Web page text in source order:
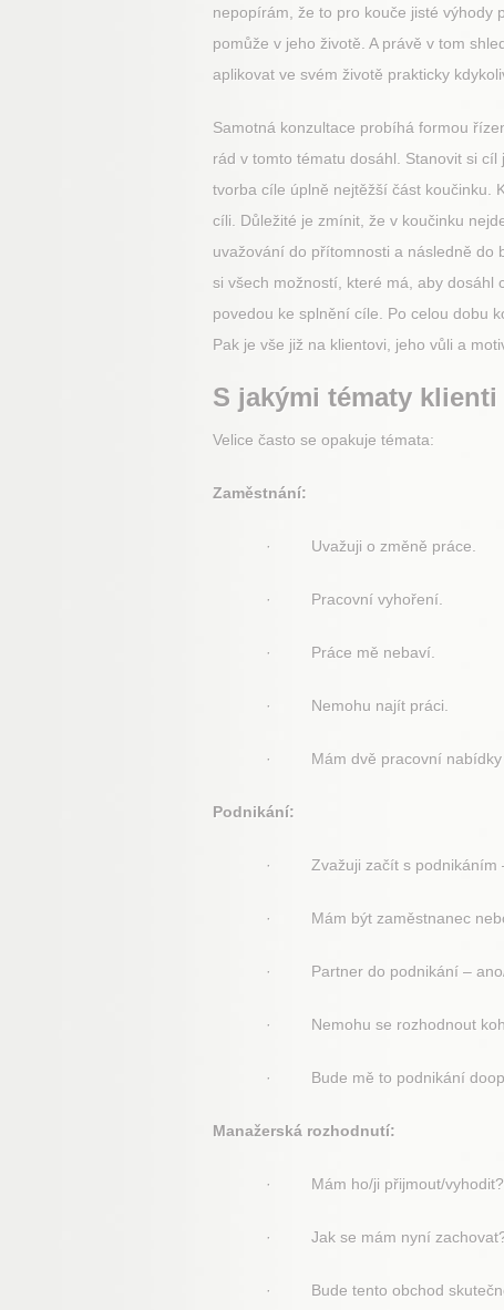
nepopírám, že to pro kouče jisté výhody
pomůže v jeho životě. A právě v tom
aplikovat ve svém životě prakticky
Samotná konzultace probíhá formou
rád v tomto tématu dosáhl. Stanovit si
tvorba cíle úplně nejtěžší část koučinku.
cíli. Důležité je zmínit, že v koučinku
uvažování do přítomnosti a následně do
si všech možností, které má, aby dosáhl
povedou ke splnění cíle. Po celou dobu
Pak je vše již na klientovi, jeho vůli a
S jakými tématy
Velice často se opakuje témata:
Zaměstnání:
· Uvažuji o změně práce.
· Pracovní vyhoření.
· Práce mě nebaví.
· Nemohu najít práci.
· Mám dvě pracovní nabídky
Podnikání:
· Zvažuji začít s podnikáním –
· Mám být zaměstnanec
· Partner do podnikání –
· Nemohu se rozhodnout
· Bude mě to podnikání
Manažerská rozhodnutí:
· Mám ho/ji přijmout/vyhodit?
· Jak se mám nyní
· Bude tento obchod